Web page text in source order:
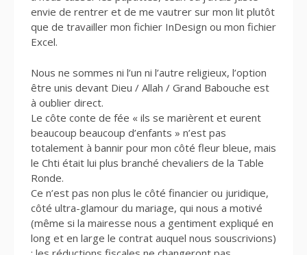
envie de rentrer et de me vautrer sur mon lit plutôt
que de travailler mon fichier InDesign ou mon fichier
Excel.
Nous ne sommes ni l’un ni l’autre religieux, l’option
être unis devant Dieu / Allah / Grand Babouche est
à oublier direct.
Le côte conte de fée « ils se marièrent et eurent
beaucoup beaucoup d’enfants » n’est pas
totalement à bannir pour mon côté fleur bleue, mais
le Chti était lui plus branché chevaliers de la Table
Ronde.
Ce n’est pas non plus le côté financier ou juridique,
côté ultra-glamour du mariage, qui nous a motivé
(même si la mairesse nous a gentiment expliqué en
long et en large le contrat auquel nous souscrivions)